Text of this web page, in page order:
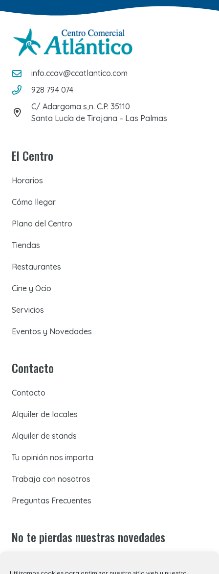
info.ccav@ccatlantico.com
928 794 074
C/ Adargoma s,n. C.P. 35110
Santa Lucía de Tirajana – Las Palmas
El Centro
Horarios
Cómo llegar
Plano del Centro
Tiendas
Restaurantes
Cine y Ocio
Servicios
Eventos y Novedades
Contacto
Contacto
Alquiler de locales
Alquiler de stands
Tu opinión nos importa
Trabaja con nosotros
Preguntas Frecuentes
No te pierdas nuestras novedades